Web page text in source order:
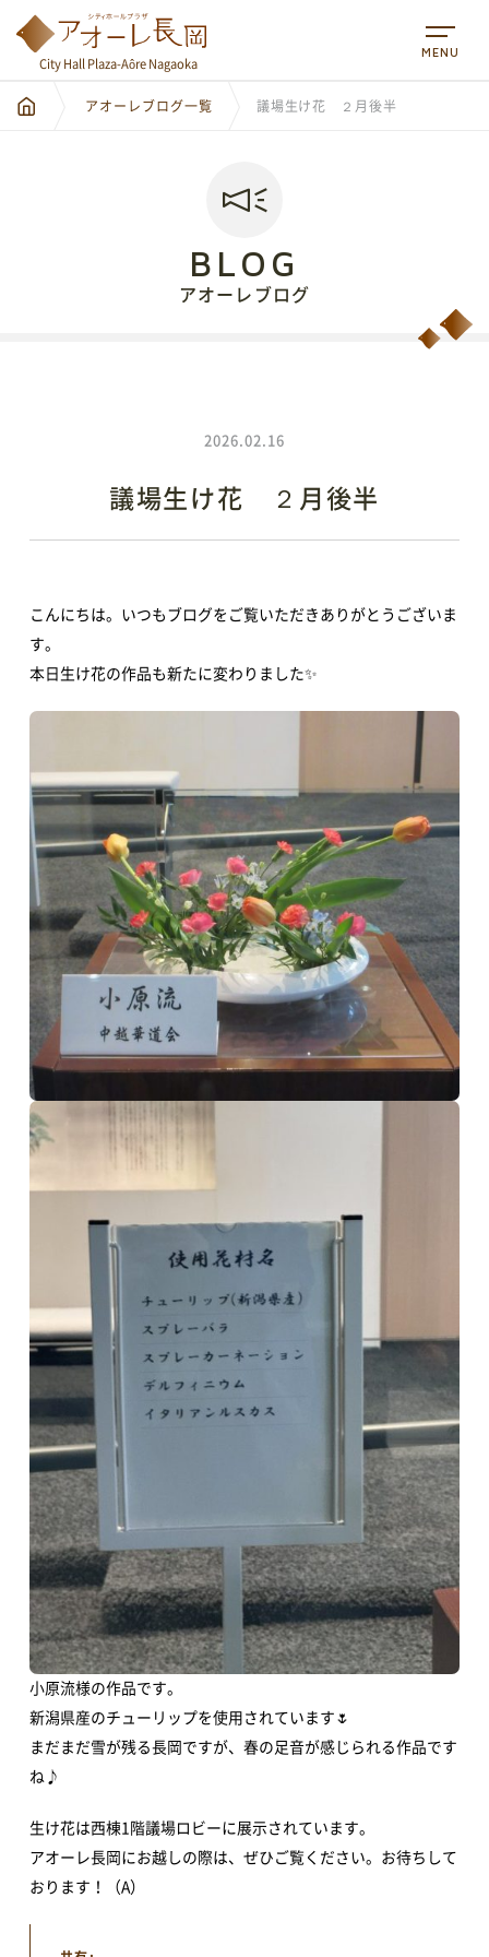
City Hall Plaza-Aôre Nagaoka
アオーレブログ一覧 議場生け花 ２月後半
BLOG
アオーレブログ
2026.02.16
議場生け花 ２月後半
こんにちは。いつもブログをご覧いただきありがとうございま
す。
本日生け花の作品も新たに変わりました✨
小原流様の作品です。
新潟県産のチューリップを使用されています🌷
まだまだ雪が残る長岡ですが、春の足音が感じられる作品です
ね♪
生け花は西棟1階議場ロビーに展示されています。
アオーレ長岡にお越しの際は、ぜひご覧ください。お待ちして
おります！（A）
MENU
TOP
アオーレって？
アオーレ長岡って？
イベントカレンダー
講演会・式典
文化・芸術
地域情報・相談
新着情報
すべてのお知らせ 重要なお知らせ
お知らせ イベント
アオーレBLOG
電子ブック
視察・見学
視察ポイント